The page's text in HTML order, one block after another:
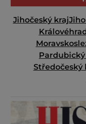
Jihočeský kraj
Středočeský